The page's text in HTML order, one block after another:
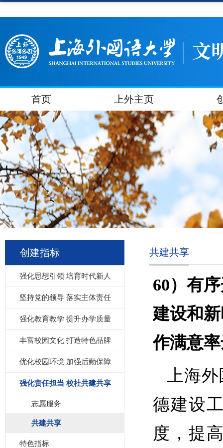
首页 上外主页
创建指标
强化思想引领 培育时代新人
坚持党的领导 落实主体责任
强化教育教学 提升办学质量
丰富校园文化 打造特色品牌
优化校园环境 加强后勤保障
强化责任担当 校社共建共享
志愿服务
共建共享
特色指标
共建共享
60） 有
建设和
作满意
上海
德建设
度，提